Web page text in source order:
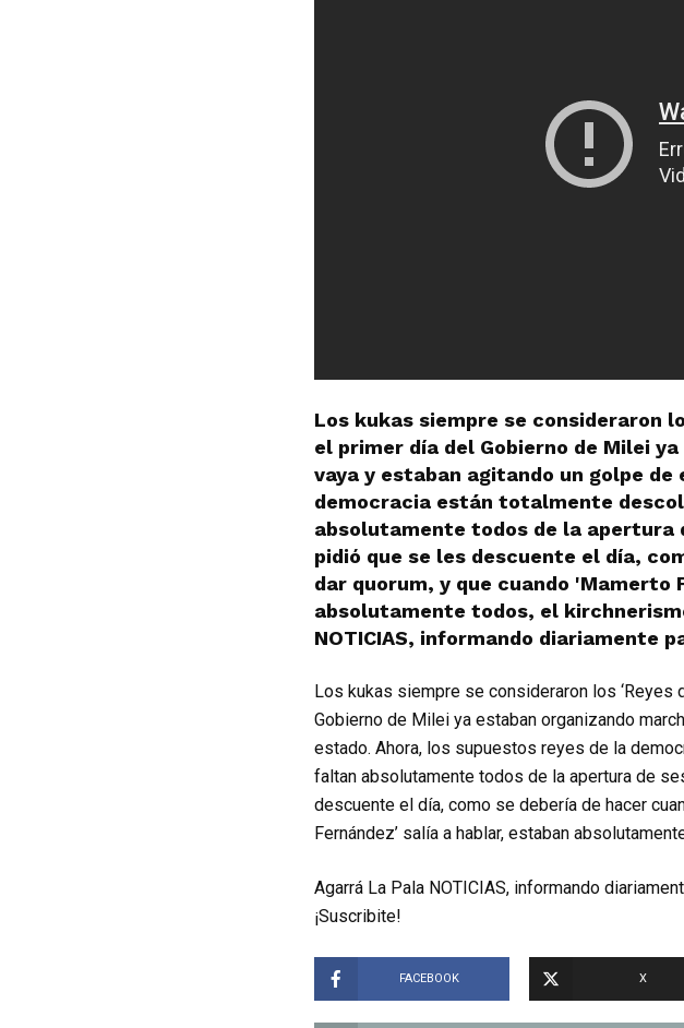
Los kukas siempre se consideraron
el primer día del Gobierno de Milei
vaya y estaban agitando un golpe
democracia están totalmente
absolutamente todos de la apertura
pidió que se les descuente el día,
dar quorum, y que cuando 'Mamerto
absolutamente todos, el
NOTICIAS, informando diariamente
Los kukas siempre se consideraron los ‘Reyes
Gobierno de Milei ya estaban organizando
estado. Ahora, los supuestos reyes de la
faltan absolutamente todos de la apertura de
descuente el día, como se debería de hacer
Fernández’ salía a hablar, estaban
Agarrá La Pala NOTICIAS, informando
¡Suscribite!
FACEBOOK X